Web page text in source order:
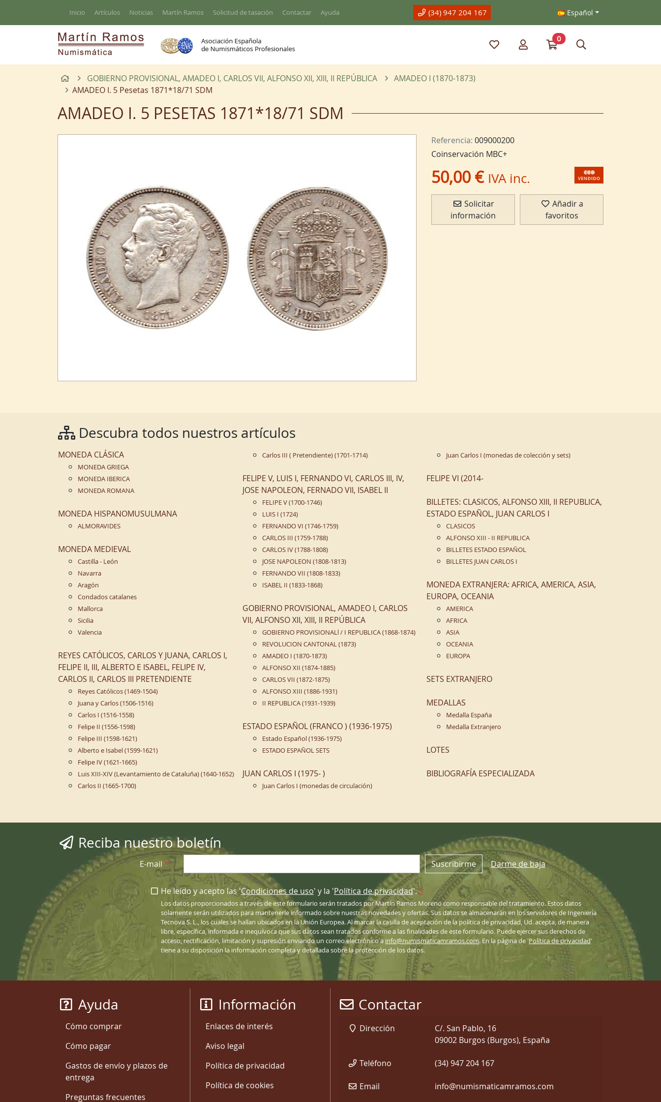
Inicio Artículos Noticias Martín Ramos Solicitud de tasación Contactar Ayuda (34) 947 204 167 Español
Mis artículos favoritos
Mi cuentaIr a mi compra
0
InicioGOBIERNO PROVISIONAL, AMADEO I, CARLOS VII, ALFONSO XII, XIII, II REPÚBLICA
AMADEO I (1870-1873)
AMADEO I. 5 Pesetas 1871*18/71 SDM
AMADEO I. 5 PESETAS 1871*18/71 SDM
Referencia: 009000200
Coinservación MBC+
50,00 € IVA inc.
Solicitar
información
Añadir a
favoritos
Descubra todos nuestros artículos
MONEDA CLÁSICA
MONEDA GRIEGA
MONEDA IBERICA
MONEDA ROMANA
MONEDA HISPANOMUSULMANA
ALMORAVIDES
MONEDA MEDIEVAL
Castilla - León
Navarra
Aragón
Condados catalanes
Mallorca
Sicilia
Valencia
REYES CATÓLICOS, CARLOS Y JUANA, CARLOS I,
FELIPE II, III, ALBERTO E ISABEL, FELIPE IV,
CARLOS II, CARLOS III PRETENDIENTE
Reyes Católicos (1469-1504)
Juana y Carlos (1506-1516)
Carlos I (1516-1558)
Felipe II (1556-1598)
Felipe III (1598-1621)
Alberto e Isabel (1599-1621)
Felipe IV (1621-1665)
Luis XIII-XIV (Levantamiento de Cataluña) (1640-1652)
Carlos II (1665-1700)
Carlos III ( Pretendiente) (1701-1714)
FELIPE V, LUIS I, FERNANDO VI, CARLOS III, IV,
JOSE NAPOLEON, FERNADO VII, ISABEL II
FELIPE V (1700-1746)
LUIS I (1724)
FERNANDO VI (1746-1759)
CARLOS III (1759-1788)
CARLOS IV (1788-1808)
JOSE NAPOLEON (1808-1813)
FERNANDO VII (1808-1833)
ISABEL II (1833-1868)
GOBIERNO PROVISIONAL, AMADEO I, CARLOS
VII, ALFONSO XII, XIII, II REPÚBLICA
GOBIERNO PROVISIONALl / I REPUBLICA (1868-1874)
REVOLUCION CANTONAL (1873)
AMADEO I (1870-1873)
ALFONSO XII (1874-1885)
CARLOS VII (1872-1875)
ALFONSO XIII (1886-1931)
II REPUBLICA (1931-1939)
ESTADO ESPAÑOL (FRANCO ) (1936-1975)
Estado Español (1936-1975)
ESTADO ESPAÑOL SETS
JUAN CARLOS I (1975- )
Juan Carlos I (monedas de circulación)
Juan Carlos I (monedas de colección y sets)
FELIPE VI (2014-
BILLETES: CLASICOS, ALFONSO XIII, II REPUBLICA,
ESTADO ESPAÑOL, JUAN CARLOS I
CLASICOS
ALFONSO XIII - II REPUBLICA
BILLETES ESTADO ESPAÑOL
BILLETES JUAN CARLOS I
MONEDA EXTRANJERA: AFRICA, AMERICA, ASIA,
EUROPA, OCEANIA
AMERICA
AFRICA
ASIA
OCEANIA
EUROPA
SETS EXTRANJERO
MEDALLAS
Medalla España
Medalla Extranjero
LOTES
BIBLIOGRAFÍA ESPECIALIZADA
Reciba nuestro boletín
E-mail * Suscribirme Darme de baja
He leído y acepto las 'Condiciones de uso' y la 'Política de privacidad'.*
Los datos proporcionados a través de este formulario serán tratados por Martín Ramos Moreno como responsable del tratamiento. Estos datos
solamente serán utilizados para mantenerle informado sobre nuestras novedades y ofertas. Sus datos se almacenarán en los servidores de Ingeniería
Tecnova S. L., los cuales se hallan ubicados en la Unión Europea. Al marcar la casilla de aceptación de la política de privacidad, Ud. acepta, de manera
libre, específica, informada e inequívoca que sus datos sean tratados conforme a las finalidades de este formulario. Puede ejercer sus derechos de
acceso, rectificación, limitación y supresión enviando un correo electrónico a info@numismaticamramos.com. En la página de 'Política de privacidad'
tiene a su disposición la información completa y detallada sobre la protección de los datos.
Ayuda
Cómo comprar
Cómo pagar
Gastos de envío y plazos de
entrega
Preguntas frecuentes
Información
Enlaces de interés
Aviso legal
Política de privacidad
Política de cookies
Contactar
Dirección
C/. San Pablo, 16
09002 Burgos (Burgos), España
Teléfono (34) 947 204 167
Email info@numismaticamramos.com